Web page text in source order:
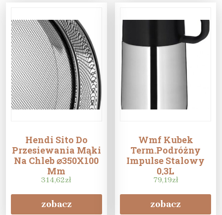
Hendi Sito Do
Przesiewania Mąki
Na Chleb ⌀350X100
Mm
314,62zł
zobacz
Wmf Kubek
Term.Podróżny
Impulse Stalowy
0,3L
79,19zł
zobacz